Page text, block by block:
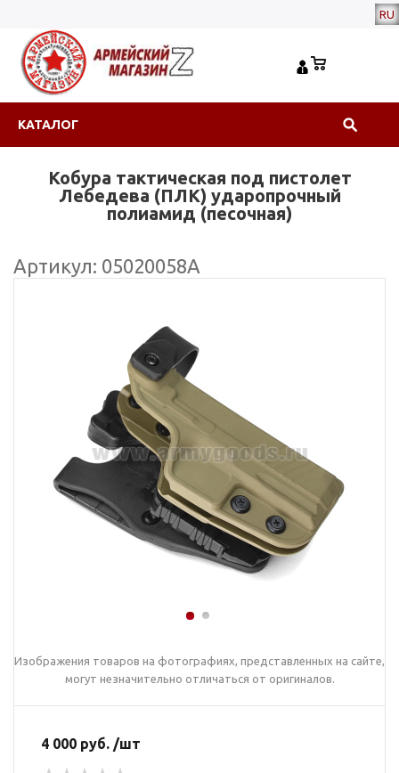
RU
КАТАЛОГ
Кобура тактическая под пистолет
Лебедева (ПЛК) ударопрочный
полиамид (песочная)
Артикул: 05020058А
Изображения товаров на фотографиях, представленных на сайте,
могут незначительно отличаться от оригиналов.
4 000 руб. /шт